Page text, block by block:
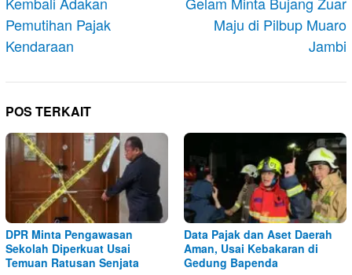
Pemutihan Pajak
Kendaraan
Maju di Pilbup Muaro
Jambi
POS TERKAIT
DPR Minta Pengawasan
Sekolah Diperkuat Usai
Temuan Ratusan Senjata
Data Pajak dan Aset Daerah
Aman, Usai Kebakaran di
Gedung Bapenda